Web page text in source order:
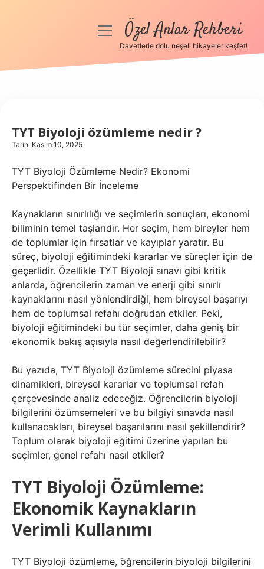
Anasayfa
Hakkımızda
menüyüÖzel Anlar Rehberi
Davetlerle dolu neşeli hikayeler keşfet!
TYT Biyoloji özümleme nedir ?
Tarih: Kasım 10, 2025
TYT Biyoloji Özümleme Nedir? Ekonomi
Perspektifinden Bir İnceleme
Kaynakların sınırlılığı ve seçimlerin sonuçları, ekonomi
biliminin temel taşlarıdır. Her seçim, hem bireyler hem
de toplumlar için fırsatlar ve kayıplar yaratır. Bu
süreç, biyoloji eğitimindeki kararlar ve süreçler için de
geçerlidir. Özellikle TYT Biyoloji sınavı gibi kritik
anlarda, öğrencilerin zaman ve enerji gibi sınırlı
kaynaklarını nasıl yönlendirdiği, hem bireysel başarıyı
hem de toplumsal refahı doğrudan etkiler. Peki,
biyoloji eğitimindeki bu tür seçimler, daha geniş bir
ekonomik bakış açısıyla nasıl değerlendirilebilir?
Bu yazıda, TYT Biyoloji özümleme sürecini piyasa
dinamikleri, bireysel kararlar ve toplumsal refah
çerçevesinde analiz edeceğiz. Öğrencilerin biyoloji
bilgilerini özümsemeleri ve bu bilgiyi sınavda nasıl
kullanacakları, bireysel başarılarını nasıl şekillendirir?
Toplum olarak biyoloji eğitimi üzerine yapılan bu
seçimler, genel refahı nasıl etkiler?
TYT Biyoloji Özümleme:
Ekonomik Kaynakların
Verimli Kullanımı
TYT Biyoloji özümleme, öğrencilerin biyoloji bilgilerini